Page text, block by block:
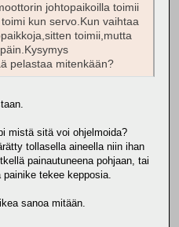
johtopaikoilla toimii
kun servo.Kun vaihtaa
toimii,mutta
pelastaa mitenkään?
mistä sitä voi ohjelmoida?
tollasella aineella niin ihan
painautuneena pohjaan, tai
tekee kepposia.
sanoa mitään.